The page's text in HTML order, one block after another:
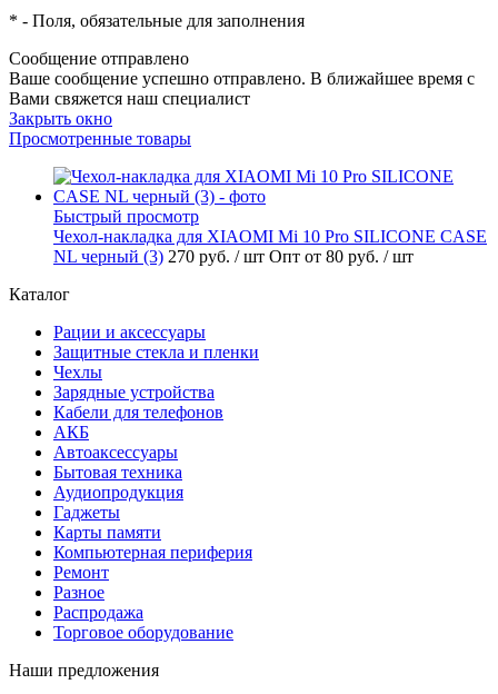
* - Поля, обязательные для заполнения
Сообщение отправлено
Ваше сообщение успешно отправлено. В ближайшее время с
Вами свяжется наш специалист
Закрыть окно
Просмотренные товары
Быстрый просмотр
Чехол-накладка для XIAOMI Mi 10 Pro SILICONE CASE
NL черный (3) 270 руб. / шт Опт от 80 руб. / шт
Каталог
Рации и аксессуары
Защитные стекла и пленки
Чехлы
Зарядные устройства
Кабели для телефонов
АКБ
Автоаксессуары
Бытовая техника
Аудиопродукция
Гаджеты
Карты памяти
Компьютерная периферия
Ремонт
Разное
Распродажа
Торговое оборудование
Наши предложения